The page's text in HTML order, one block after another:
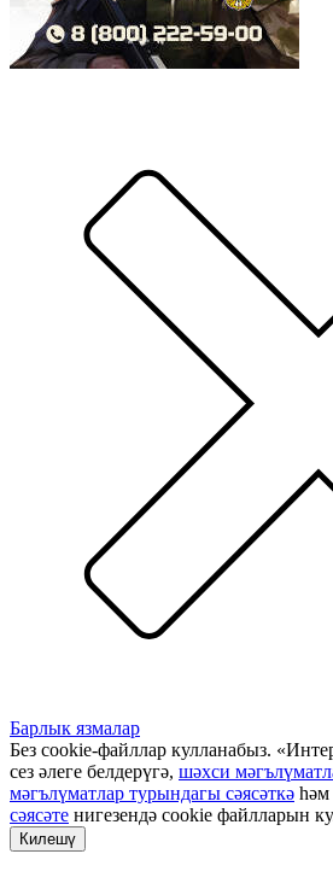
Барлык язмалар
Без cookie-файллар кулланабыз.
сез әлеге белдерүгә, шәхси
мәгълүматлар турындагы сәясәткә һәм
сәясәте нигезендә cookie файлларын
Килешү